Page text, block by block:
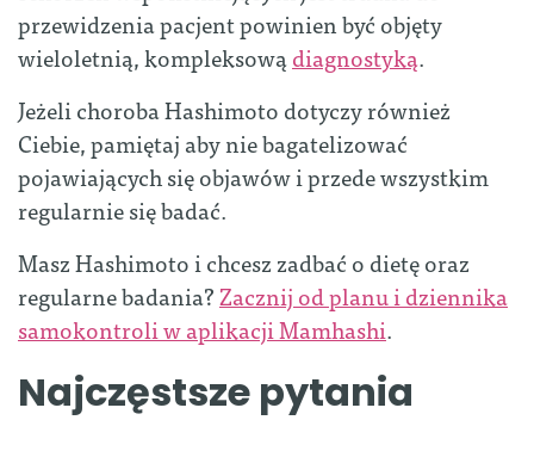
przewidzenia pacjent powinien być objęty
wieloletnią, kompleksowądiagnostyką.
Jeżeli choroba Hashimoto dotyczy również
Ciebie, pamiętaj aby nie bagatelizować
pojawiających się objawów i przede wszystkim
regularnie się badać.
Masz Hashimoto i chcesz zadbać o dietę oraz
regularne badania?Zacznij od planu i dziennika
samokontroli w aplikacji Mamhashi.
Najczęstsze pytania